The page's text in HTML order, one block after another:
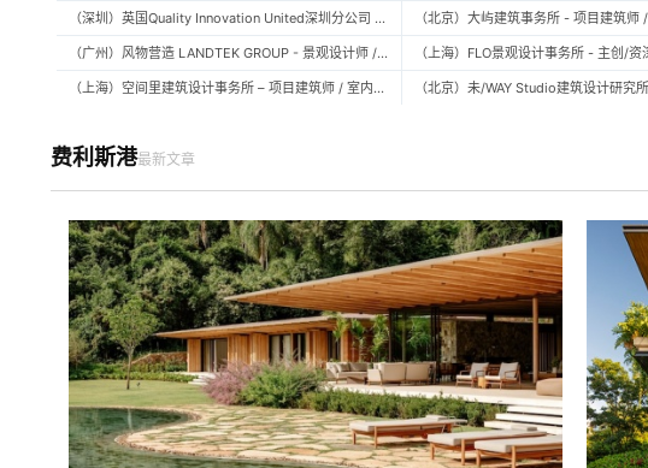
（深圳）英国Quality Innovation United深圳分公司 - 建筑设计师 / 资深建筑设计师 / 室内设计师 / 设计实习生
（广州）风物营造 LANDTEK GROUP - 景观设计师 / 植物设计师 / 品牌运营 / 实习生
（上海）空间里建筑设计事务所 – 项目建筑师 / 室内设计师 / 实习生（建筑/室内）
费利斯港最新文章